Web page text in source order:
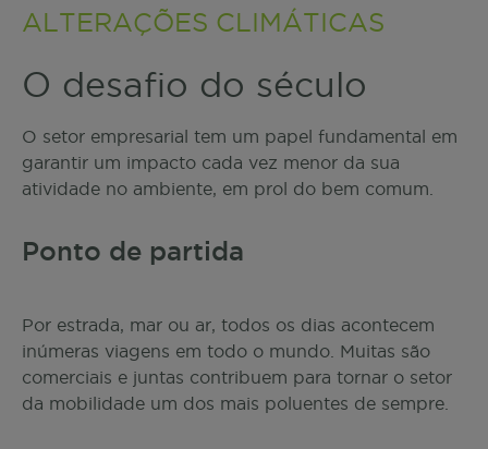
Artigos
PRIO
QUEREMOS SER LÍDERES NA
TRANSIÇÃO ENERGÉTICA ACESSÍVEL
Consultadoria
Política de Privacidade
ALTERAÇÕES CLIMÁTICAS
O desafio do século
O setor empresarial tem um papel fundamental em
garantir um impacto cada vez menor da sua
atividade no ambiente, em prol do bem comum.
Ponto de partida
Por estrada, mar ou ar, todos os dias acontecem
inúmeras viagens em todo o mundo. Muitas são
comerciais e juntas contribuem para tornar o setor
da mobilidade um dos mais poluentes de sempre.